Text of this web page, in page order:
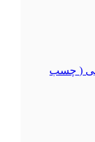
( چسب